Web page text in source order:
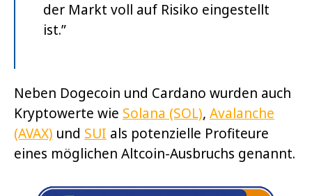
der Markt voll auf Risiko eingestellt
ist.”
Neben Dogecoin und Cardano wurden auch
Kryptowerte wie Solana (SOL), Avalanche
(AVAX) und SUI als potenzielle Profiteure
eines möglichen Altcoin-Ausbruchs genannt.